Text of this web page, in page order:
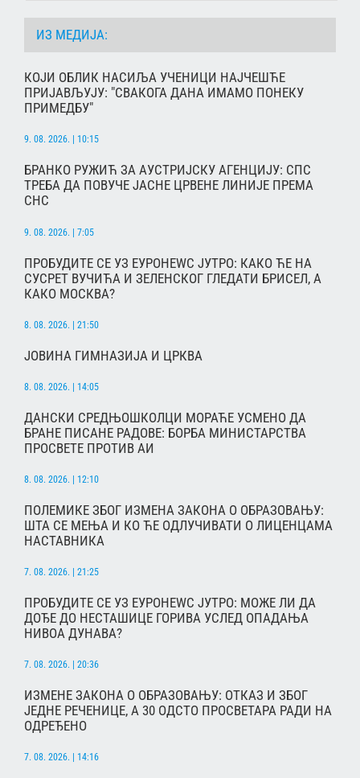
ИЗ МЕДИЈА:
КОЈИ ОБЛИК НАСИЉА УЧЕНИЦИ НАЈЧЕШЋЕ
ПРИЈАВЉУЈУ: "СВАКОГА ДАНА ИМАМО ПОНЕКУ
ПРИМЕДБУ"
9. 08. 2026. | 10:15
БРАНКО РУЖИЋ ЗА АУСТРИЈСКУ АГЕНЦИЈУ: СПС
ТРЕБА ДА ПОВУЧЕ ЈАСНЕ ЦРВЕНЕ ЛИНИЈЕ ПРЕМА
СНС
9. 08. 2026. | 7:05
ПРОБУДИТЕ СЕ УЗ ЕУРОНЕWС ЈУТРО: КАКО ЋЕ НА
СУСРЕТ ВУЧИЋА И ЗЕЛЕНСКОГ ГЛЕДАТИ БРИСЕЛ, А
КАКО МОСКВА?
8. 08. 2026. | 21:50
ЈОВИНА ГИМНАЗИЈА И ЦРКВА
8. 08. 2026. | 14:05
ДАНСКИ СРЕДЊОШКОЛЦИ МОРАЋЕ УСМЕНО ДА
БРАНЕ ПИСАНЕ РАДОВЕ: БОРБА МИНИСТАРСТВА
ПРОСВЕТЕ ПРОТИВ АИ
8. 08. 2026. | 12:10
ПОЛЕМИКЕ ЗБОГ ИЗМЕНА ЗАКОНА О ОБРАЗОВАЊУ:
ШТА СЕ МЕЊА И КО ЋЕ ОДЛУЧИВАТИ О ЛИЦЕНЦАМА
НАСТАВНИКА
7. 08. 2026. | 21:25
ПРОБУДИТЕ СЕ УЗ ЕУРОНЕWС ЈУТРО: МОЖЕ ЛИ ДА
ДОЂЕ ДО НЕСТАШИЦЕ ГОРИВА УСЛЕД ОПАДАЊА
НИВОА ДУНАВА?
7. 08. 2026. | 20:36
ИЗМЕНЕ ЗАКОНА О ОБРАЗОВАЊУ: ОТКАЗ И ЗБОГ
ЈЕДНЕ РЕЧЕНИЦЕ, А 30 ОДСТО ПРОСВЕТАРА РАДИ НА
ОДРЕЂЕНО
7. 08. 2026. | 14:16